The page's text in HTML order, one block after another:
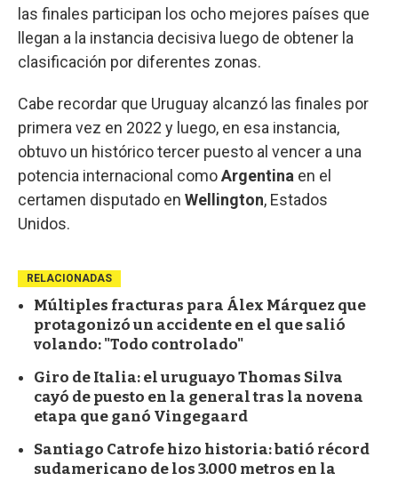
las finales participan los ocho mejores países que
llegan a la instancia decisiva luego de obtener la
clasificación por diferentes zonas.
Cabe recordar que Uruguay alcanzó las finales por
primera vez en 2022 y luego, en esa instancia,
obtuvo un histórico tercer puesto al vencer a una
potencia internacional comoArgentina en el
certamen disputado en Wellington, Estados
Unidos.
RELACIONADAS
Múltiples fracturas para Álex Márquez que
protagonizó un accidente en el que salió
volando: "Todo controlado"
Giro de Italia: el uruguayo Thomas Silva
cayó de puesto en la general tras la novena
etapa que ganó Vingegaard
Santiago Catrofe hizo historia: batió récord
sudamericano de los 3.000 metros en la